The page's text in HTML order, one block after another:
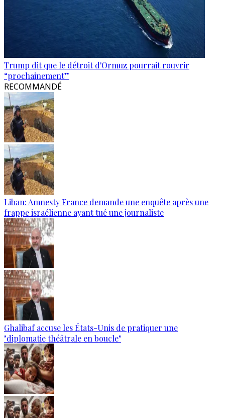
Trump dit que le détroit d'Ormuz pourrait rouvrir
“prochainement”
RECOMMANDÉ
Liban: Amnesty France demande une enquête après une
frappe israélienne ayant tué une journaliste
Ghalibaf accuse les États-Unis de pratiquer une
"diplomatie théâtrale en boucle"